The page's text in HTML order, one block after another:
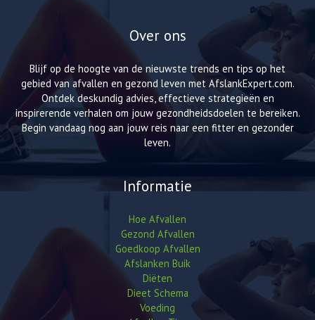
Over ons
Blijf op de hoogte van de nieuwste trends en tips op het
gebied van afvallen en gezond leven met AfslankExpert.com.
Ontdek deskundig advies, effectieve strategieën en
inspirerende verhalen om jouw gezondheidsdoelen te bereiken.
Begin vandaag nog aan jouw reis naar een fitter en gezonder
leven.
Informatie
Hoe Afvallen
Gezond Afvallen
Goedkoop Afvallen
Afslanken Buik
Diëten
Dieet Schema
Voeding